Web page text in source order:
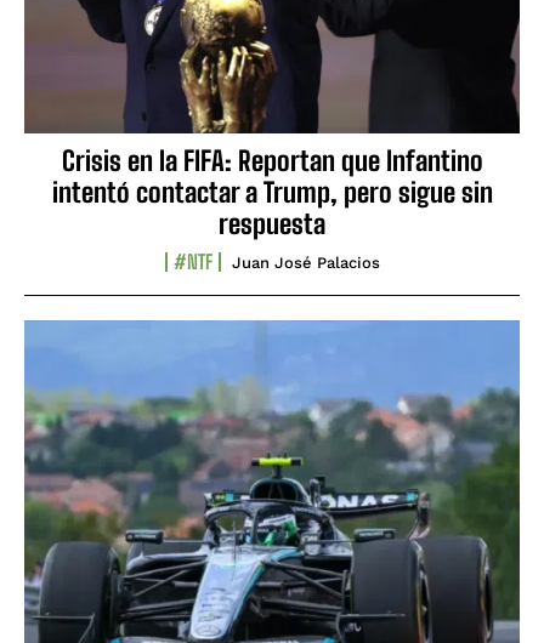
Crisis en la FIFA: Reportan que Infantino
intentó contactar a Trump, pero sigue sin
respuesta
#NTF Juan José Palacios